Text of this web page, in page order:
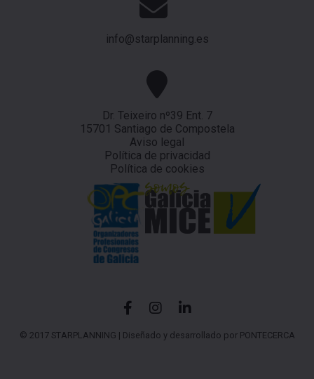
info@starplanning.es
Dr. Teixeiro nº39 Ent. 7
15701 Santiago de Compostela
Aviso legal
Política de privacidad
Política de cookies
© 2017 STARPLANNING | Diseñado y desarrollado por PONTECERCA